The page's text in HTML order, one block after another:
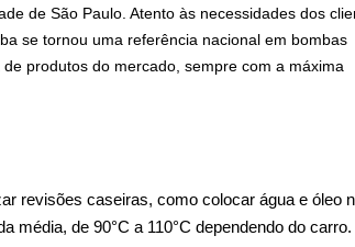
de São Paulo. Atento às necessidades dos
se tornou uma referência nacional em bombas
produtos do mercado, sempre com a máxima
revisões caseiras, como colocar água e óleo
média, de 90°C a 110°C dependendo do carro.